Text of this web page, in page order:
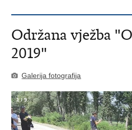
Održana vježba
2019"
Galerija fotografija
1/9